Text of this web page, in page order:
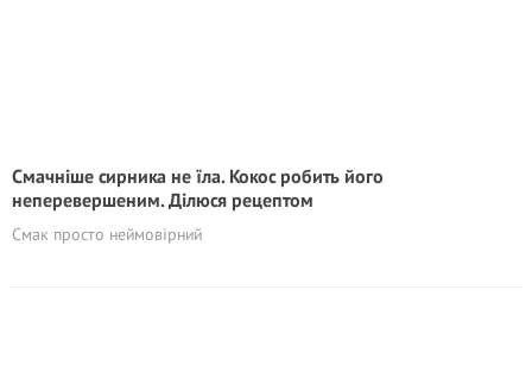
Смачніше сирника не їла. Кокос робить його
неперевершеним. Ділюся рецептом
Смак просто неймовірний